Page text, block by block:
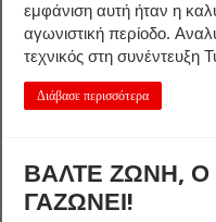
εμφάνιση αυτή ήταν η
αγωνιστική περίοδο.
τεχνικός στη συνέντευξη
Διάβασε περισσότερα
ΒΑΛΤΕ ΖΩΝΗ, Ο
ΓΑΖΩΝΕΙ!